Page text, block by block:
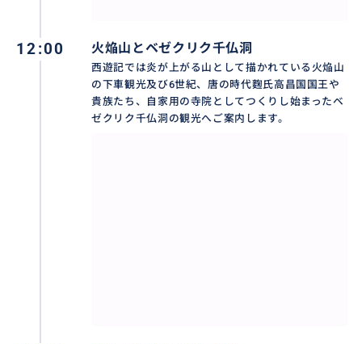
12:00 火焔山とベゼクリク千仏洞
西遊記では炎が上がる山として描かれている火焔山
の下車観光及び6世紀、唐の時代麴氏高昌国国王や
貴族たち、自家用の寺院としてつくりし始まったベ
ゼクリク千仏洞の観光へご案内します。